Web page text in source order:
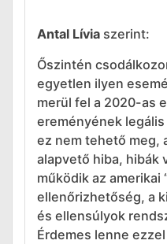
Antal Lívia szerint:
Őszintén
egyetlen ilyen
merül fel a 2020-as
ereményének
ez nem tehető meg,
alapvető hiba, hibák
működik az amerikai
ellenőrizhetőség, a
és ellensúlyok
Érdemes lenne